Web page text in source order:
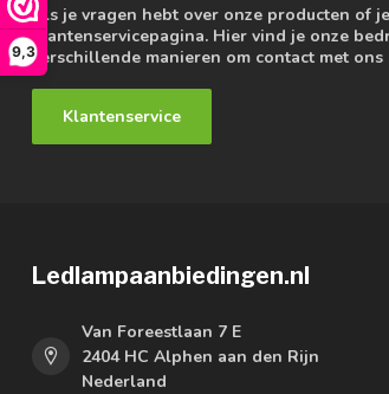
9,3
Als je vragen hebt over onze producten of
klantenservicepagina. Hier vind je onze
verschillende manieren om contact met ons
Klantenservice
Ledlampaanbiedingen.nl
Van Foreestlaan 7 E
2404 HC Alphen aan den Rijn
Nederland